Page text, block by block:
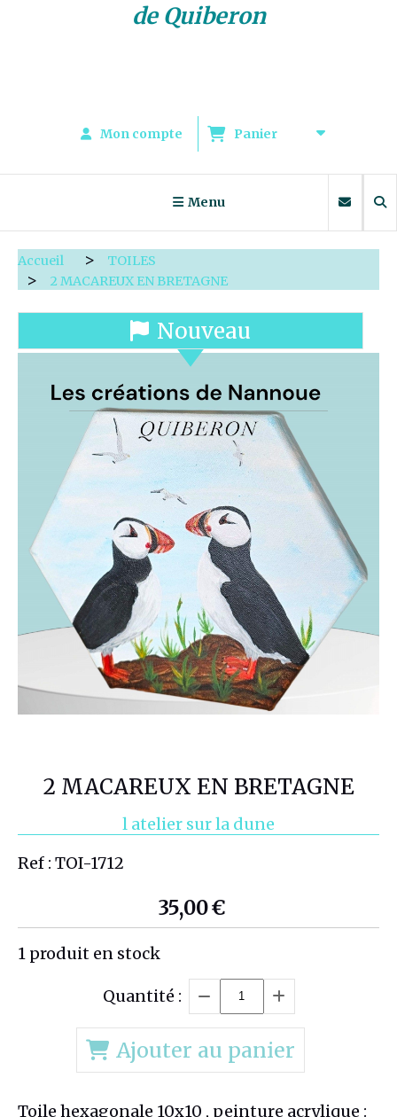
de Quiberon
Mon compte Panier
Menu
Accueil
TOILES
2 MACAREUX EN BRETAGNE
Nouveau
2 MACAREUX EN BRETAGNE
l atelier sur la dune
Ref : TOI-1712
35,00€
1 produit en stock
Quantité :
Ajouter au panier
Toile hexagonale 10x10 , peinture acrylique :